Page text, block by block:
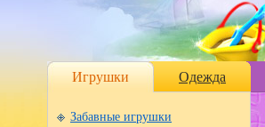
Игрушки Одежда
Забавные игрушки